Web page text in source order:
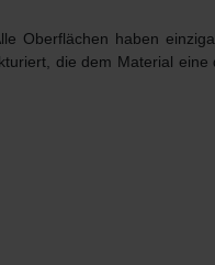
Oberflächen haben
die dem Material